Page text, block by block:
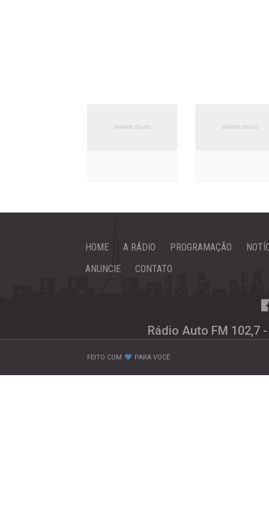
HOME A RÁDIO PROGRAMAÇÃO
ANUNCIE
CONTATO
Rádio Auto FM 102,7
FEITO COM PARA VOCÊ